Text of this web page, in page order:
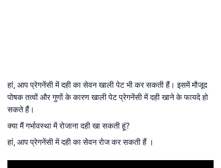
हां, आप प्रेगनेंसी में दही का सेवन खाली पेट भी कर सकती हैं। इसमें मौजूद
पोषक तत्वों और गुणों के कारण खाली पेट प्रेगनेंसी में दही खाने के फायदे हो
सकते हैं।
क्या मैं गर्भावस्था में रोजाना दही खा सकती हूं?
हां, आप प्रेगनेंसी में दही का सेवन रोज कर सकती हैं ।